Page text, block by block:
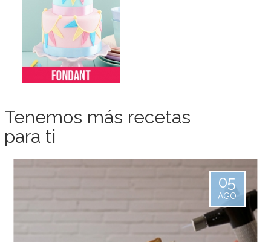
Tenemos más recetas
para ti
05
AGO